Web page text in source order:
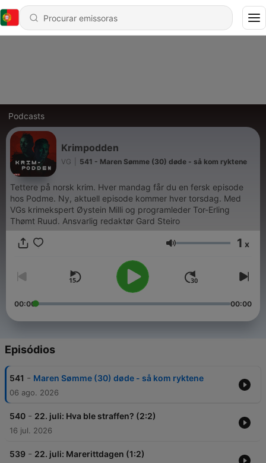
Podcasts
Krimpodden
VG 541 - Maren Sømme (30) døde - så kom ryktene
Tettere på norsk krim. Hver mandag får du en fersk episode
hos Podme. Ny, aktuell episode kommer hver torsdag. Med
VGs krimekspert Øystein Milli og programleder Tor-Erling
Thømt Ruud. Ansvarlig redaktør Gard Steiro
Volume 1 x
00:00 00:00
Episódios
541 - Maren Sømme (30) døde - så kom ryktene
06 ago. 2026
540 - 22. juli: Hva ble straffen? (2:2)
16 jul. 2026
539 - 22. juli: Marerittdagen (1:2)